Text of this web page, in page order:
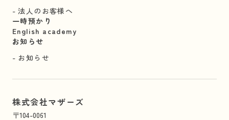
法人のお客様へ
一時預かり
English academy
お知らせ
お知らせ
株式会社マザーズ
〒104-0061